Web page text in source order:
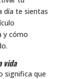
día te sientas
y cómo
vida
significa que